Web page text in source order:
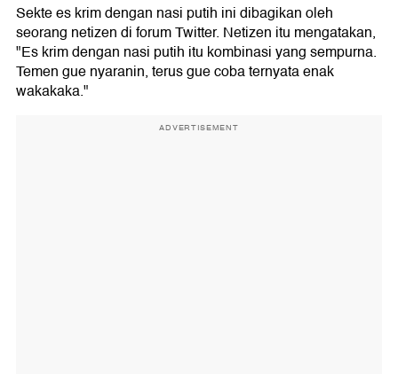
Sekte es krim dengan nasi putih ini dibagikan oleh
seorang netizen di forum Twitter. Netizen itu mengatakan,
"Es krim dengan nasi putih itu kombinasi yang sempurna.
Temen gue nyaranin, terus gue coba ternyata enak
wakakaka."
ADVERTISEMENT